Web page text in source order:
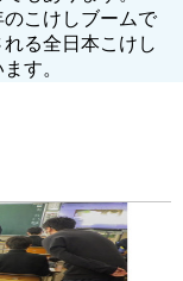
こけしブームで
る全日本こけし
す。